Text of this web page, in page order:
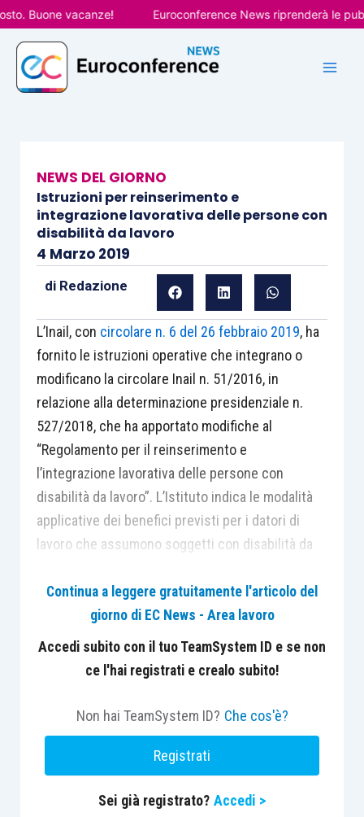
Vai
al
contenuto
Buone vacanze! Euroconference News riprenderà le
NEWS DEL GIORNO
Istruzioni per reinserimento e
integrazione lavorativa delle persone con
disabilità da lavoro
4 Marzo 2019
di Redazione
L’Inail, con circolare n. 6 del 26 febbraio 2019, ha
fornito le istruzioni operative che integrano o
modificano la circolare Inail n. 51/2016, in
relazione alla determinazione presidenziale n.
527/2018, che ha apportato modifiche al
“Regolamento per il reinserimento e
l’integrazione lavorativa delle persone con
disabilità da lavoro”. L’Istituto indica le modalità
applicative dei benefici previsti per i datori di
lavoro che assumono soggetti con disabilità da
rimborso delle spese sostenute per
l’adeguamento dei posti di lavoro e l’abbattimento
delle barriere architettoniche sia il rimborso
parziale delle retribuzioni erogate nel corso del
ti consiglia:
Continua a leggere gratuitamente l'articolo del
giorno di EC News - Area lavoro
Accedi subito con il tuo TeamSystem ID e se non
ce l'hai registrati e crealo subito!
Non hai TeamSystem ID? Che cos'è?
Registrati
Sei già registrato? Accedi >